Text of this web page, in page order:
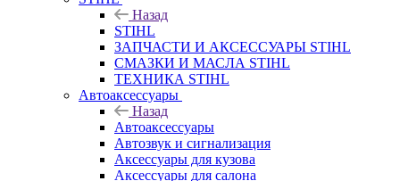
Назад
STIHL
ЗАПЧАСТИ И АКСЕССУАРЫ STIHL
СМАЗКИ И МАСЛА STIHL
ТЕХНИКА STIHL
Автоаксессуары
Назад
Автоаксессуары
Автозвук и сигнализация
Аксессуары для кузова
Аксессуары для салона